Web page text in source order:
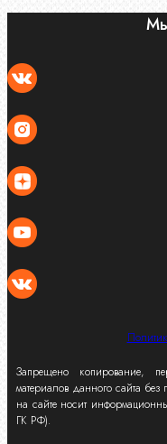
Запрещено копирование,
материалов данного сайта
на сайте носит
ГК РФ).